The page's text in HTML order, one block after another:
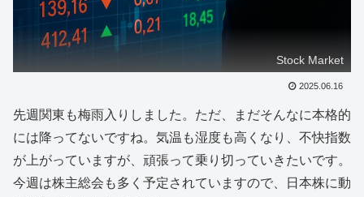
Stock Market
2025.06.16
先週関東も梅雨入りしました。ただ、まだそんなに本格的
には降ってないですね。気温も湿度も高くなり、不快指数
が上がっていますが、頑張って乗り切っていきたいです。
今週は株主総会も多く予定されていますので、日本株に動